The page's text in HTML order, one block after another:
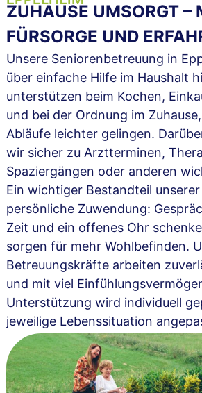
ZUHAUSE UMSORGT –
FÜRSORGE UND
Unsere Seniorenbetreuung in
über einfache Hilfe im Haushalt
unterstützen beim Kochen,
und bei der Ordnung im
Abläufe leichter gelingen.
wir sicher zu Arztterminen,
Spaziergängen oder anderen
Ein wichtiger Bestandteil
persönliche Zuwendung:
Zeit und ein offenes Ohr
sorgen für mehr Wohlbefinden.
Betreuungskräfte arbeiten
und mit viel
Unterstützung wird individuell
jeweilige Lebenssituation